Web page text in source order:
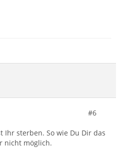
#6
Ihr sterben. So wie Du Dir das
nicht möglich.